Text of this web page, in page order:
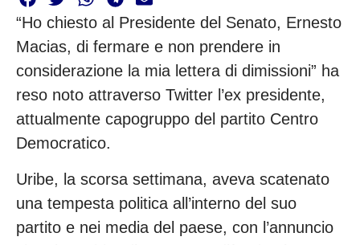
“Ho chiesto al Presidente del Senato, Ernesto
Macias, di fermare e non prendere in
considerazione la mia lettera di dimissioni” ha
reso noto attraverso Twitter l’ex presidente,
attualmente capogruppo del partito Centro
Democratico.
Uribe, la scorsa settimana, aveva scatenato
una tempesta politica all’interno del suo
partito e nei media del paese, con l’annuncio